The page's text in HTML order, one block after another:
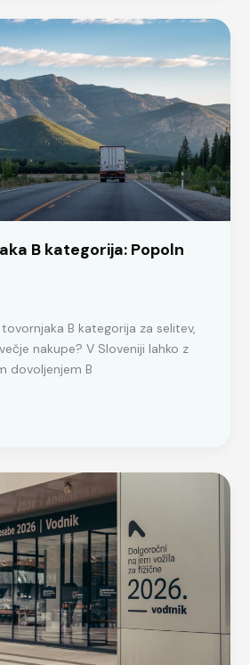
B kategorija: Popoln
B kategorija za selitev,
nakupe? V Sloveniji lahko z
dovoljenjem B